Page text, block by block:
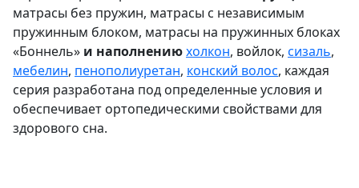
матрасы без пружин, матрасы с независимым
пружинным блоком, матрасы на пружинных блоках
«Боннель» и наполнениюхолкон, войлок, сизаль,
мебелин, пенополиуретан, конский волос, каждая
серия разработана под определенные условия и
обеспечивает ортопедическими свойствами для
здорового сна.